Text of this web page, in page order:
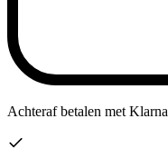
Achteraf betalen met Klarna